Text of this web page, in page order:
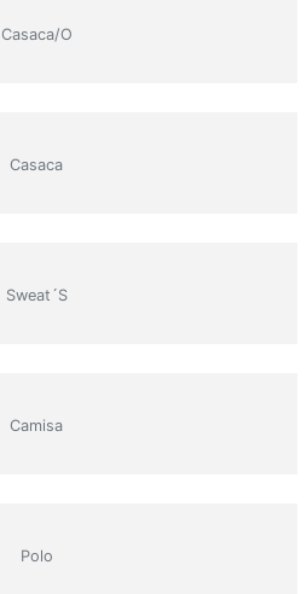
Casaca/o
Casaca
Sweat´s
Camisa
Polo